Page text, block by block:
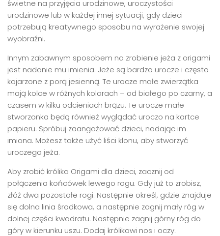
świetne na przyjęcia urodzinowe, uroczystości
urodzinowe lub w każdej innej sytuacji, gdy dzieci
potrzebują kreatywnego sposobu na wyrażenie swojej
wyobraźni.
Innym zabawnym sposobem na zrobienie jeża z origami
jest nadanie mu imienia. Jeże są bardzo urocze i często
kojarzone z porą jesienną. Te urocze małe zwierzątka
mają kolce w różnych kolorach – od białego po czarny, a
czasem w kilku odcieniach brązu. Te urocze małe
stworzonka będą również wyglądać uroczo na kartce
papieru. Spróbuj zaangażować dzieci, nadając im
imiona. Możesz także użyć liści klonu, aby stworzyć
uroczego jeża.
Aby zrobić królika Origami dla dzieci, zacznij od
połączenia końcówek lewego rogu. Gdy już to zrobisz,
złóż dwa pozostałe rogi. Następnie określ, gdzie znajduje
się dolna linia środkowa, a następnie zagnij mały róg w
dolnej części kwadratu. Następnie zagnij górny róg do
góry w kierunku uszu. Dodaj królikowi nos i oczy.